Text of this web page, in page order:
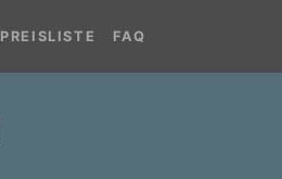
PREISLISTE FAQ